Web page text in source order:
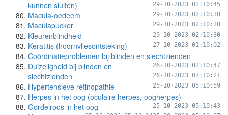
kunnen sluiten)
29-10-2023 02:10:45
Macula-oedeem 29-10-2023 02:10:30
Maculapucker 29-10-2023 02:10:20
Kleurenblindheid 29-10-2023 02:10:30
Keratitis (hoornvliesontsteking) 27-10-2023 01:10:02
Coördinatieproblemen bij blinden en slechtzienden
26-10-2023 02:10:47
Duizeligheid bij blinden en
slechtzienden
26-10-2023 07:10:21
Hypertensieve retinopathie 25-10-2023 05:10:59
Herpes in het oog (oculaire herpes, oogherpes)
25-10-2023 05:10:43
Gordelroos in het oog